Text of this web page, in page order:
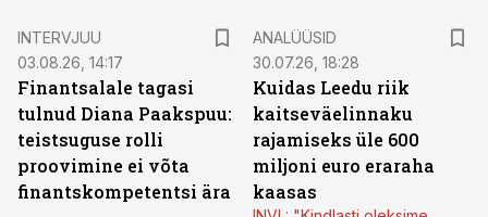
INTERVJUU
03.08.26, 14:17
Finantsalale tagasi
tulnud Diana Paakspuu:
teistsuguse rolli
proovimine ei võta
finantskompetentsi ära
ANALÜÜSID
30.07.26, 18:28
Kuidas Leedu riik
kaitseväelinnaku
rajamiseks üle 600
miljoni euro eraraha
kaasas